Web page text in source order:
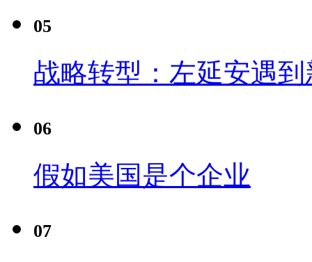
05
战略转型：左延安遇
06
假如美国是个企业
07